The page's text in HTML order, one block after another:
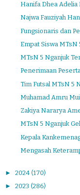
Hanifa Dhea Adelia
Najwa Fauziyah
Fungsionaris dan
Empat Siswa MTsN
MTsN 5 Nganjuk
Penerimaan
Tim Futsal MTsN 5
Muhamad Amru
Zakiya Nararya
MTsN 5 Nganjuk
Kepala
Mengasah
► 2024 (170)
► 2023 (286)